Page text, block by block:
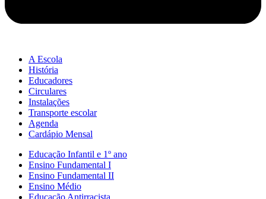
A Escola
História
Educadores
Circulares
Instalações
Transporte escolar
Agenda
Cardápio Mensal
Educação Infantil e 1º ano
Ensino Fundamental I
Ensino Fundamental II
Ensino Médio
Educação Antirracista